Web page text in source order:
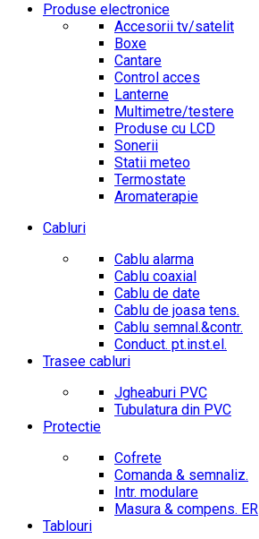
Produse electronice
Accesorii tv/satelit
Boxe
Cantare
Control acces
Lanterne
Multimetre/testere
Produse cu LCD
Sonerii
Statii meteo
Termostate
Aromaterapie
Cabluri
Cablu alarma
Cablu coaxial
Cablu de date
Cablu de joasa tens.
Cablu semnal.&contr.
Conduct. pt.inst.el.
Trasee cabluri
Jgheaburi PVC
Tubulatura din PVC
Protectie
Cofrete
Comanda & semnaliz.
Intr. modulare
Masura & compens. ER
Tablouri